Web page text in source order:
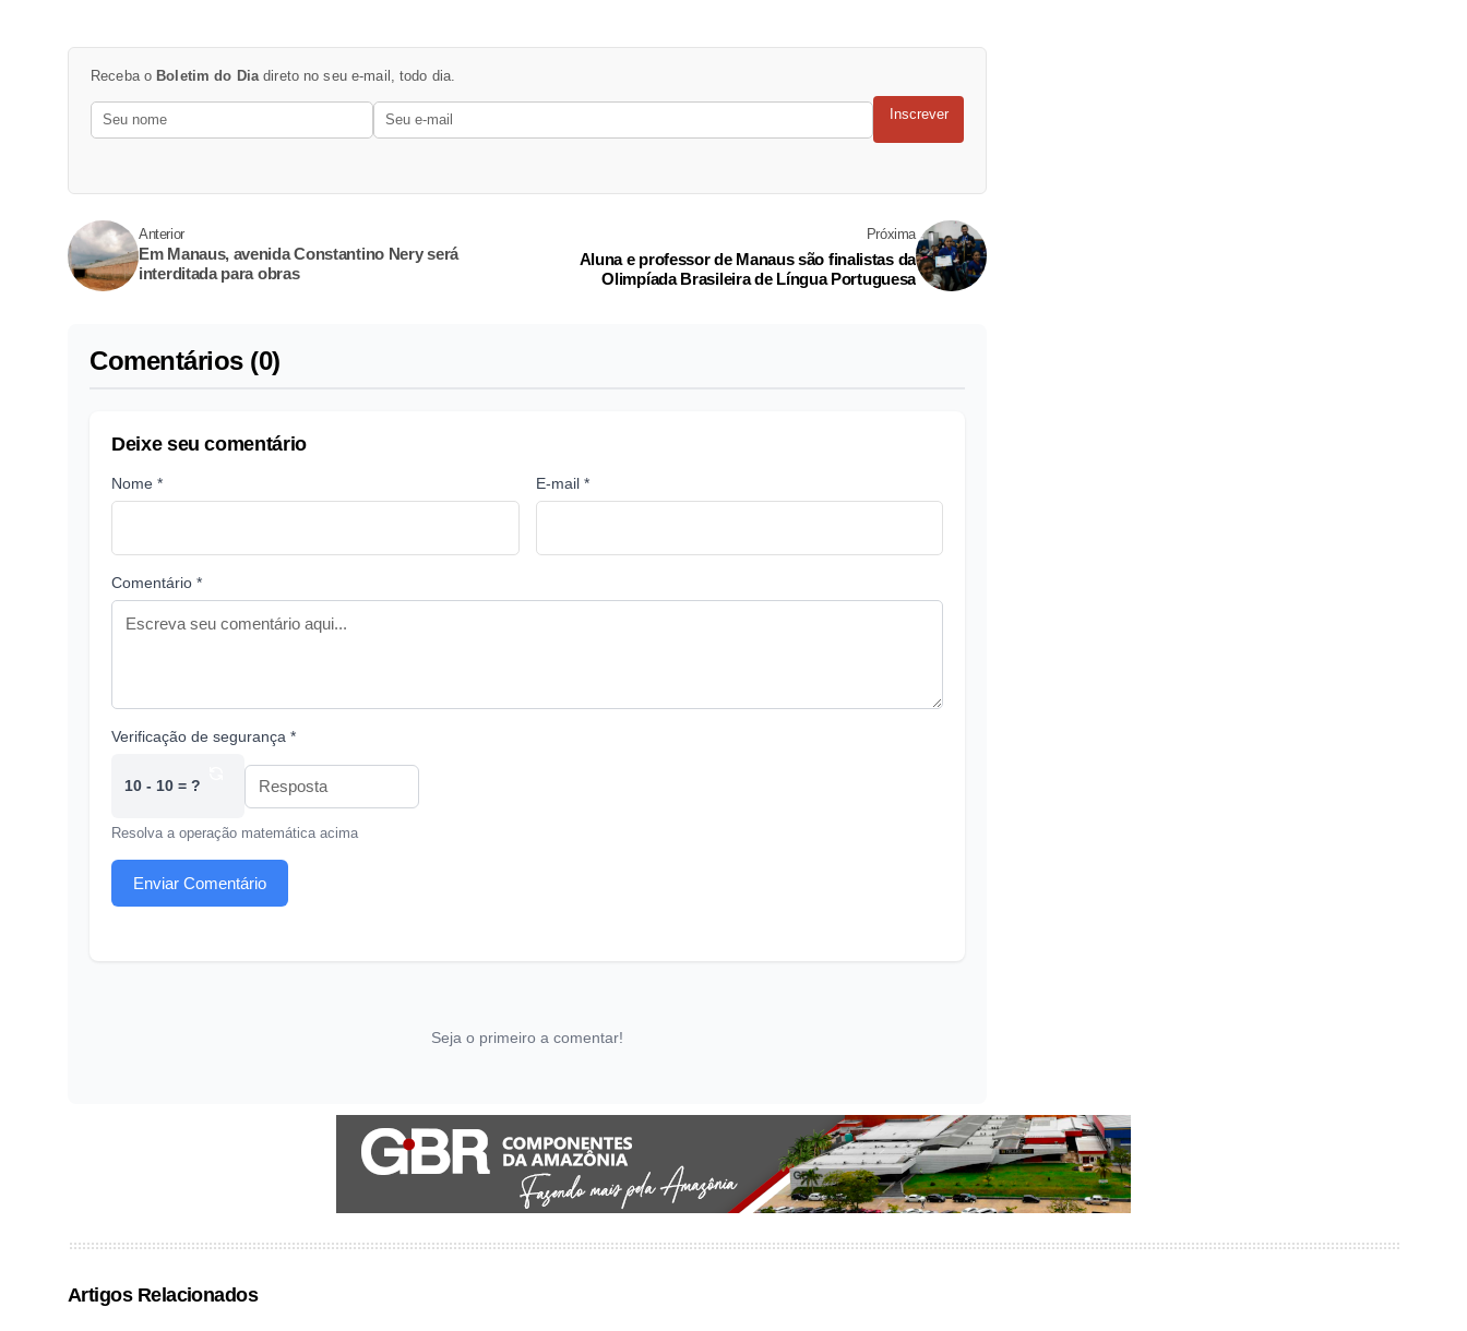
Receba o Boletim do Dia direto no seu e-mail, todo dia.
Inscrever
Anterior
Em Manaus, avenida Constantino Nery será
interditada para obras
Próxima
Aluna e professor de Manaus são finalistas da
Olimpíada Brasileira de Língua Portuguesa
Comentários (0)
Deixe seu comentário
Nome * E-mail *
Comentário *
Verificação de segurança *
10 - 10 = ?
Resolva a operação matemática acima
Enviar Comentário
Seja o primeiro a comentar!
Artigos Relacionados